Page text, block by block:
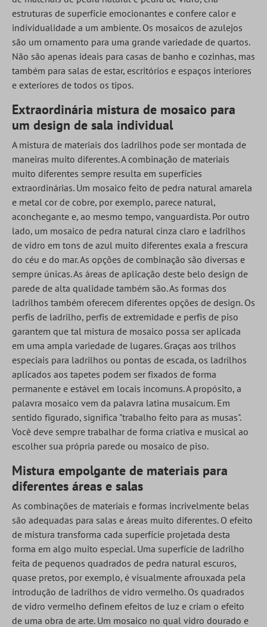
estruturas de superfície emocionantes e confere calor e
individualidade a um ambiente. Os mosaicos de azulejos
são um ornamento para uma grande variedade de quartos.
Não são apenas ideais para casas de banho e cozinhas, mas
também para salas de estar, escritórios e espaços interiores
e exteriores de todos os tipos.
Extraordinária mistura de mosaico para
um design de sala individual
A mistura de materiais dos ladrilhos pode ser montada de
maneiras muito diferentes. A combinação de materiais
muito diferentes sempre resulta em superfícies
extraordinárias. Um mosaico feito de pedra natural amarela
e metal cor de cobre, por exemplo, parece natural,
aconchegante e, ao mesmo tempo, vanguardista. Por outro
lado, um mosaico de pedra natural cinza claro e ladrilhos
de vidro em tons de azul muito diferentes exala a frescura
do céu e do mar. As opções de combinação são diversas e
sempre únicas. As áreas de aplicação deste belo design de
parede de alta qualidade também são. As formas dos
ladrilhos também oferecem diferentes opções de design. Os
perfis de ladrilho, perfis de extremidade e perfis de piso
garantem que tal mistura de mosaico possa ser aplicada
em uma ampla variedade de lugares. Graças aos trilhos
especiais para ladrilhos ou pontas de escada, os ladrilhos
aplicados aos tapetes podem ser fixados de forma
permanente e estável em locais incomuns. A propósito, a
palavra mosaico vem da palavra latina musaicum. Em
sentido figurado, significa "trabalho feito para as musas".
Você deve sempre trabalhar de forma criativa e musical ao
escolher sua própria parede ou mosaico de piso.
Mistura empolgante de materiais para
diferentes áreas e salas
As combinações de materiais e formas incrivelmente belas
são adequadas para salas e áreas muito diferentes. O efeito
de mistura transforma cada superfície projetada desta
forma em algo muito especial. Uma superfície de ladrilho
feita de pequenos quadrados de pedra natural escuros,
quase pretos, por exemplo, é visualmente afrouxada pela
introdução de ladrilhos de vidro vermelho. Os quadrados
de vidro vermelho definem efeitos de luz e criam o efeito
de uma obra de arte. Um mosaico no qual vidro dourado e